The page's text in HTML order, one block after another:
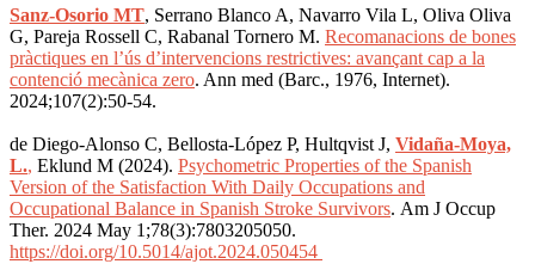
Sanz-Osorio MT, Serrano Blanco A, Navarro Vila L, Oliva Oliva
G, Pareja Rossell C, Rabanal Tornero M. Recomanacions de bones
pràctiques en l’ús d’intervencions restrictives: avançant cap a la
contenció mecànica zero. Ann med (Barc., 1976, Internet).
2024;107(2):50-54.
de Diego-Alonso C, Bellosta-López P, Hultqvist J, Vidaña-Moya,
L., Eklund M (2024). Psychometric Properties of the Spanish
Version of the Satisfaction With Daily Occupations and
Occupational Balance in Spanish Stroke Survivors. Am J Occup
Ther. 2024 May 1;78(3):7803205050.
https://doi.org/10.5014/ajot.2024.050454